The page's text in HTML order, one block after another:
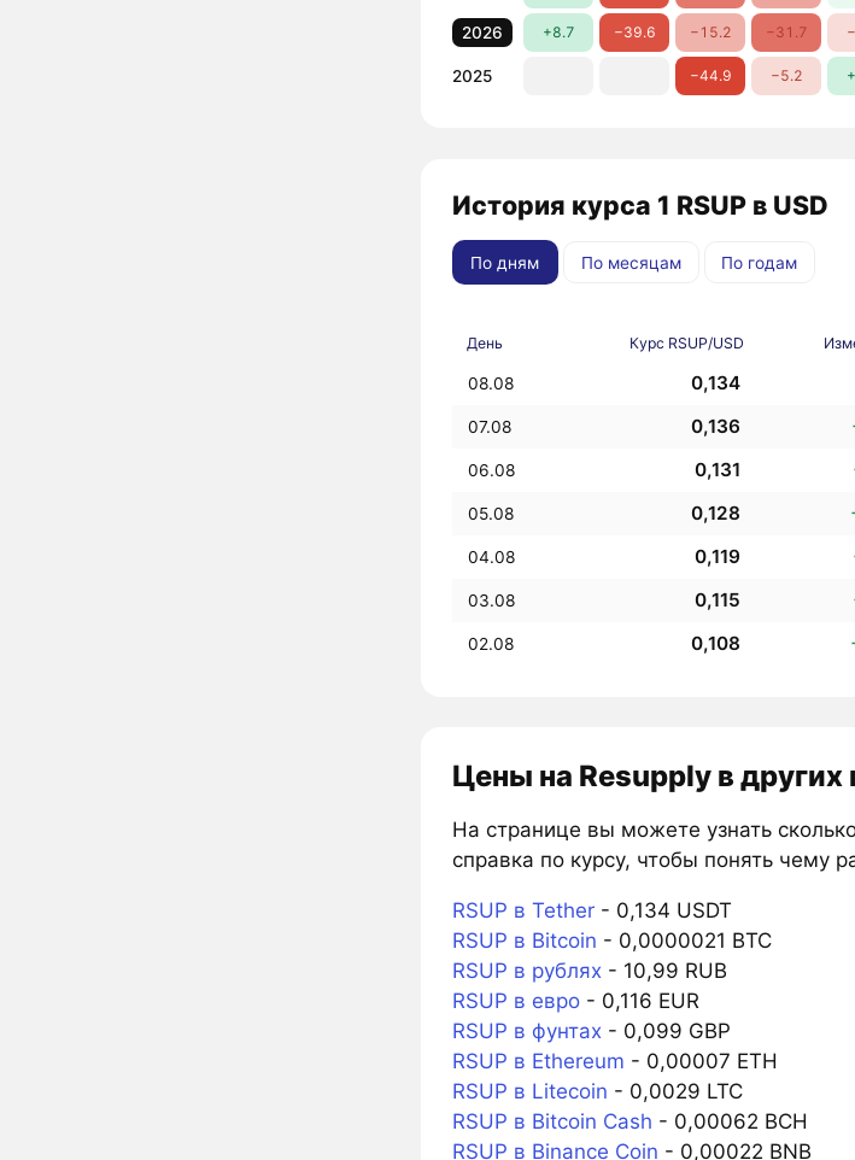
2026 +8.7 −39.6 −15.2 −31.7
2025 −44.9 −5.2
История курса 1 RSUP в USD
По дням По месяцам По годам
День Курс RSUP/USD
08.08 0,134
07.08 0,136
06.08 0,131
05.08 0,128
04.08 0,119
03.08 0,115
02.08 0,108
Цены на Resupply в других
На странице вы можете узнать
справка по курсу, чтобы понять чему
RSUP в Tether- 0,134 USDT
RSUP в Bitcoin - 0,0000021 BTC
RSUP в рублях - 10,99 RUB
RSUP в евро- 0,116 EUR
RSUP в фунтах - 0,099 GBP
RSUP в Ethereum - 0,00007 ETH
RSUP в Litecoin - 0,0029 LTC
RSUP в Bitcoin Cash - 0,00062 BCH
RSUP в Binance Coin - 0,00022 BNB